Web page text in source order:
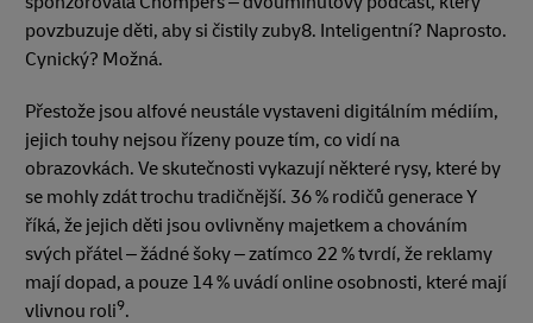
povzbuzuje děti, aby si čistily zuby8. Inteligentní? Naprosto.
Cynický? Možná.
Přestože jsou alfové neustále vystaveni digitálním médiím,
jejich touhy nejsou řízeny pouze tím, co vidí na
obrazovkách. Ve skutečnosti vykazují některé rysy, které by
se mohly zdát trochu tradičnější. 36 % rodičů generace Y
říká, že jejich děti jsou ovlivněny majetkem a chováním
svých přátel – žádné šoky – zatímco 22 % tvrdí, že reklamy
mají dopad, a pouze 14 % uvádí online osobnosti, které mají
vlivnou roli9.